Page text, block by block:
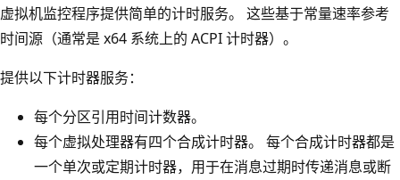
虚拟机监控程序提供简单的计时服务。 这些基于常量速率参考
时间源（通常是 x64 系统上的 ACPI 计时器）。
提供以下计时器服务：
每个分区引用时间计数器。
每个虚拟处理器有四个合成计时器。 每个合成计时器都是
一个单次或定期计时器，用于在消息过期时传递消息或断